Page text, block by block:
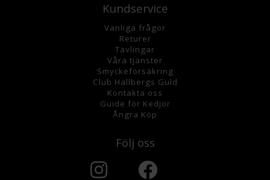
Kundservice
Vanliga frågor
Returer
Tävlingar
Våra tjänster
Smyckeförsäkring
Club Hallbergs Guld
Kontakta oss
Guide för Kedjor
Ångra Köp
Följ oss